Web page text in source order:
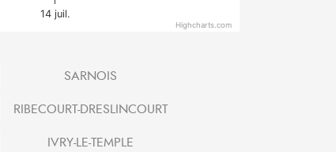
14 juil.
Highcharts.com
SARNOIS
RIBECOURT-DRESLINCOURT
IVRY-LE-TEMPLE